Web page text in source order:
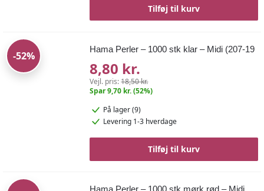
Tilføj til kurv
-52%
Hama Perler – 1000 stk klar – Midi (207-19
8,80 kr.
Vejl. pris:18,50 kr.
Spar 9,70 kr. (52%)
På lager (9)
Levering 1-3 hverdage
Tilføj til kurv
Hama Perler – 1000 stk mørk rød – Midi